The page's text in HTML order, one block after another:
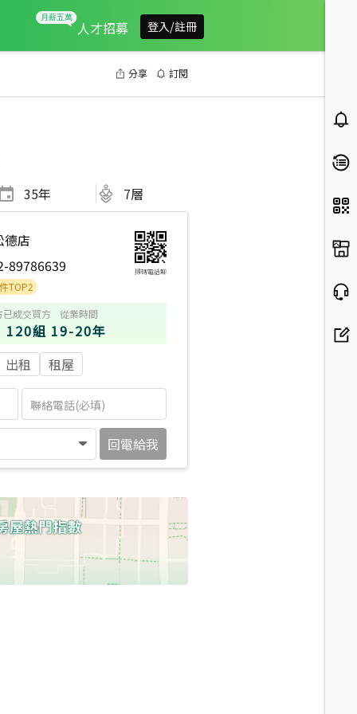
人才招募 登入/註冊
分享 訂閱
35年 7層
德店
89786639 掃碼電話聊
已成交買方
120組
從業時間
19-20年
出租 租屋
回電給我